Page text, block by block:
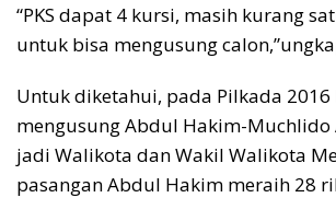
“PKS dapat 4 kursi, masih kurang
untuk bisa mengusung
Untuk diketahui, pada Pilkada 2016
mengusung Abdul Hakim-
jadi Walikota dan Wakil Walikota
pasangan Abdul Hakim meraih 28